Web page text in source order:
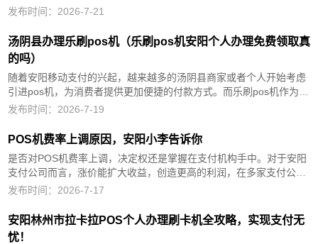
付灵活性。本篇文章将系统阐述安阳汤阴县个人POS机办理的诸多益
核心价...
发布时间：2026-7-21
汤阴县办理乐刷pos机（乐刷pos机安阳个人办理免费领取真
的吗）
随着安阳移动支付的兴起，越来越多的汤阴县商家或者个人开始考虑
引进pos机，为消费者提供更加便捷的付款方式。而乐刷pos机作为国
内知名的pos机品牌，备受商家或者个人青睐。本文将详细介绍安阳
发布时间：2026-7-19
POS机费率上调原因，安阳小李告诉你
是否对POS机费率上调，决定权还是掌握在支付机构手中。对于安阳
支付公司而言，涨价能扩大收益，创造更高的利润，在多家支付公司
业绩下滑的背景下，涨价显得合情合理。安阳办理的pos机不用了需
发布时间：2026-7-17
安阳林州市拉卡拉POS个人办理刷卡机全攻略，实现支付无
忧！